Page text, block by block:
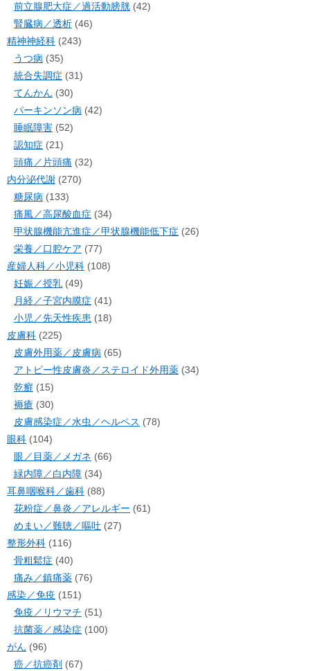
前立腺肥大症／過活動膀胱 (42)
腎臓病／透析 (46)
精神神経科 (243)
うつ病 (35)
統合失調症 (31)
てんかん (30)
パーキンソン病 (42)
睡眠障害 (52)
認知症 (21)
頭痛／片頭痛 (32)
内分泌代謝 (270)
糖尿病 (133)
痛風／高尿酸血症 (34)
甲状腺機能亢進症／甲状腺機能低下症 (26)
栄養／口腔ケア (77)
産婦人科／小児科 (108)
妊娠／授乳 (49)
月経／子宮内膜症 (41)
小児／先天性疾患 (18)
皮膚科 (225)
皮膚外用薬／皮膚病 (65)
アトピー性皮膚炎／ステロイド外用薬 (34)
乾癬 (15)
褥瘡 (30)
皮膚感染症／水虫／ヘルペス (78)
眼科 (104)
眼／目薬／メガネ (66)
緑内障／白内障 (34)
耳鼻咽喉科／歯科 (88)
花粉症／鼻炎／アレルギー (61)
めまい／難聴／嘔吐 (27)
整形外科 (116)
骨粗鬆症 (40)
痛み／鎮痛薬 (76)
感染／免疫 (151)
免疫／リウマチ (51)
抗菌薬／感染症 (100)
がん (96)
癌／抗癌剤 (67)